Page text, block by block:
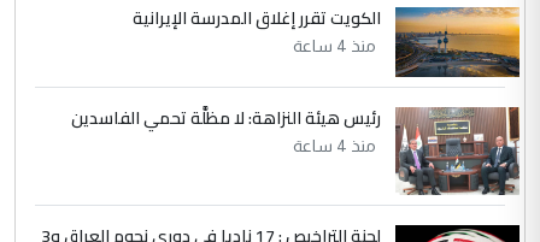
الكويت تقرر إغلاق المدرسة الإيرانية
منذ 4 ساعة
رئيس هيئة النزاهة: لا مظلَّة تحمي الفاسدين
منذ 4 ساعة
لجنة التراخيص : 17 ناديا في دوري نجوم العراق و3